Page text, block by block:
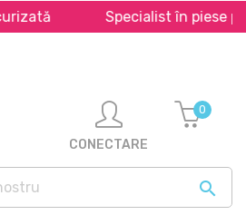
Specialist în piese pentru

CONECTARE
0